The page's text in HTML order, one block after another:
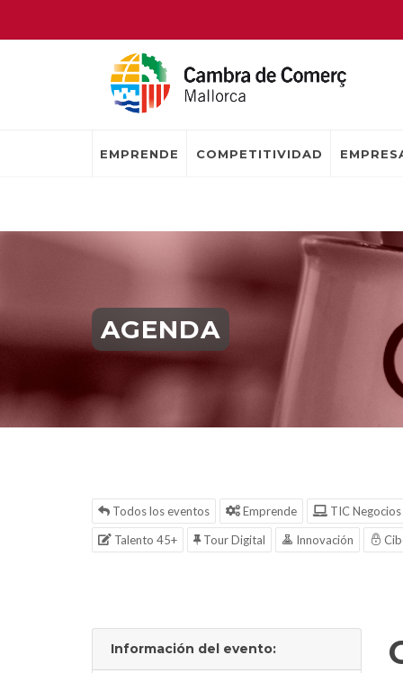
EMPRENDE COMPETITIVIDAD
AGENDA
Todos los eventos Emprende
TIC Negocios
Talento 45+
Tour Digital Innovación
Información del evento: